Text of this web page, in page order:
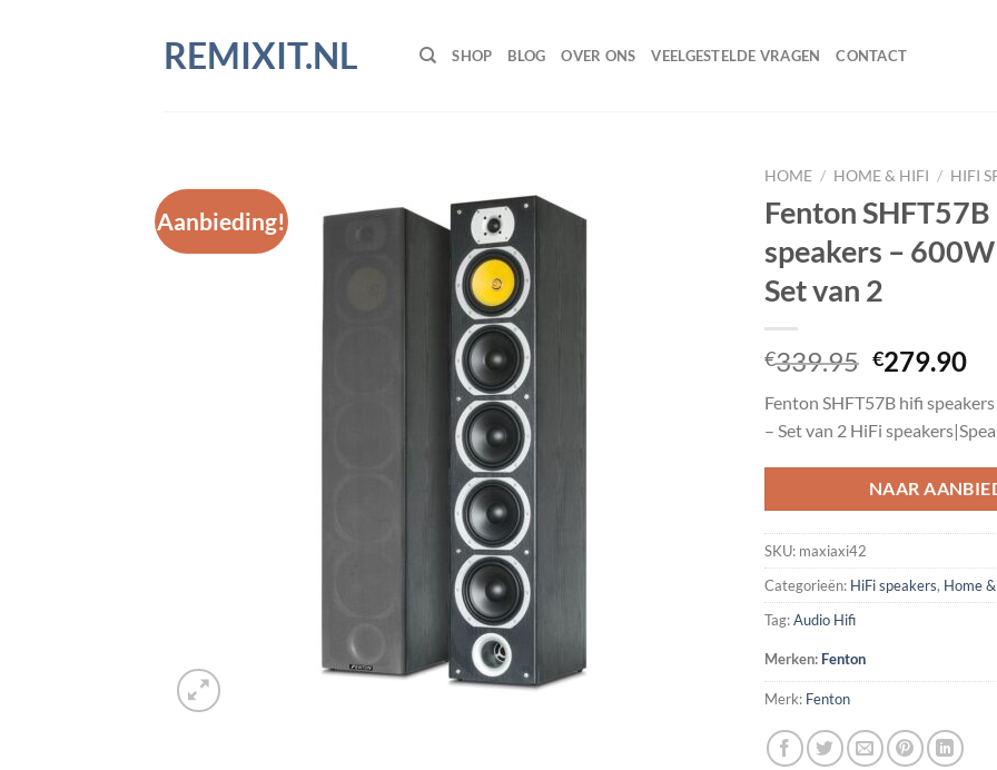
REMIXIT.NL SHOP BLOG OVER ONS VEELGESTELDE VRAGEN CONTACT
Aanbieding!
HOME / HOME & HIFI / HIFI
Fenton
speakers –
Set van 2
€339.95
was:
€339.95.
€279.90
is:
Fenton SHFT57B hifi
– Set van 2 HiFi
NAAR
SKU: maxiaxi42
Categorieën: HiFi speakers, Home
Tag:Audio Hifi
Merken: Fenton
Merk: Fenton